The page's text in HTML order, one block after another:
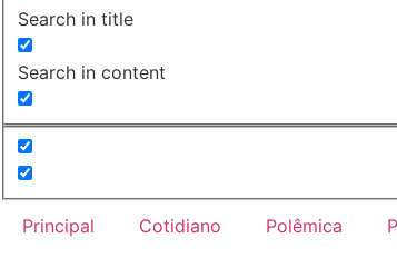
Search in title
Search in content
Principal Cotidiano Polêmica